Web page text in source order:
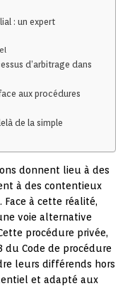
: un expert
d’arbitrage dans
aux procédures
de la simple
donnent lieu à des
à des contentieux
à cette réalité,
voie alternative
procédure privée,
du Code de procédure
leurs différends hors
et adapté aux